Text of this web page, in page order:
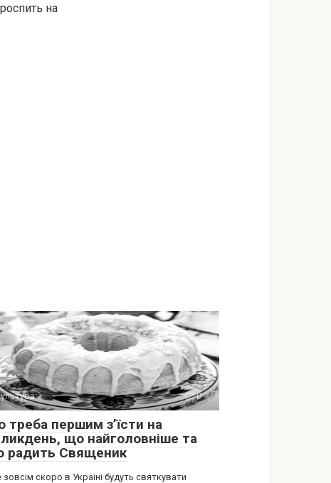
на
0
треба першим з’їсти на
що найголовніше та
радить Священик
скоро в Україні будуть святкувати